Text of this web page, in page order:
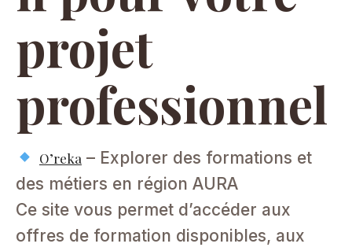
projet
professionnel
O’reka– Explorer des formations et
des métiers en région AURA
Ce site vous permet d’accéder aux
offres de formation disponibles, aux